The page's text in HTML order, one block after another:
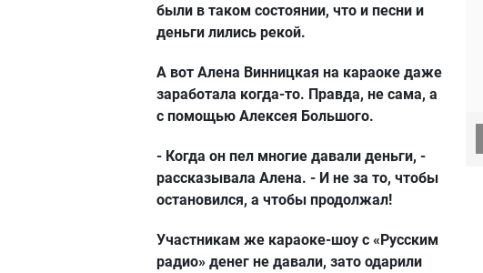
были в таком состоянии, что и песни и
деньги лились рекой.
А вот Алена Винницкая на караоке даже
заработала когда-то. Правда, не сама, а
с помощью Алексея Большого.
- Когда он пел многие давали деньги, -
рассказывала Алена. - И не за то, чтобы
остановился, а чтобы продолжал!
Участникам же караоке-шоу с «Русским
радио» денег не давали, зато одарили